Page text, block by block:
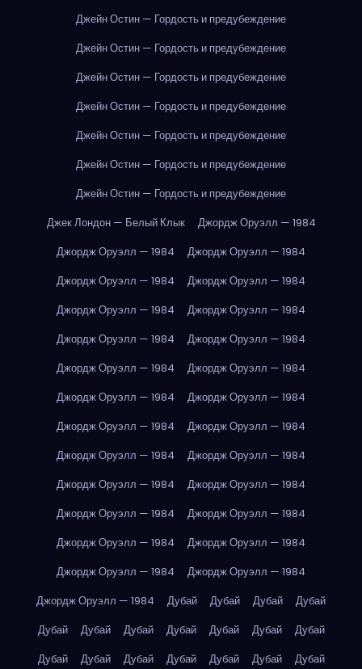
Джейн Остин — Гордость и предубеждение
Джейн Остин — Гордость и предубеждение
Джейн Остин — Гордость и предубеждение
Джейн Остин — Гордость и предубеждение
Джейн Остин — Гордость и предубеждение
Джейн Остин — Гордость и предубеждение
Джейн Остин — Гордость и предубеждение
Джек Лондон — Белый Клык
Джордж Оруэлл — 1984
Джордж Оруэлл — 1984
Джордж Оруэлл — 1984
Джордж Оруэлл — 1984
Джордж Оруэлл — 1984
Джордж Оруэлл — 1984
Джордж Оруэлл — 1984
Джордж Оруэлл — 1984
Джордж Оруэлл — 1984
Джордж Оруэлл — 1984
Джордж Оруэлл — 1984
Джордж Оруэлл — 1984
Джордж Оруэлл — 1984
Джордж Оруэлл — 1984
Джордж Оруэлл — 1984
Джордж Оруэлл — 1984
Джордж Оруэлл — 1984
Джордж Оруэлл — 1984
Джордж Оруэлл — 1984
Джордж Оруэлл — 1984
Джордж Оруэлл — 1984
Джордж Оруэлл — 1984
Джордж Оруэлл — 1984
Джордж Оруэлл — 1984
Джордж Оруэлл — 1984
Джордж Оруэлл — 1984
Дубай Дубай Дубай
Дубай
Дубай
Дубай Дубай Дубай Дубай Дубай
Дубай
Дубай
Дубай Дубай Дубай Дубай Дубай
Дубай